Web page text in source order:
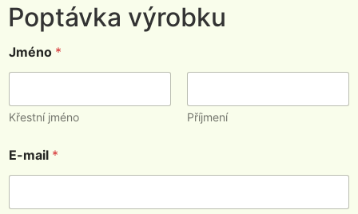
Poptávka výrobku
Jméno *
Křestní jméno Příjmení
E-mail *